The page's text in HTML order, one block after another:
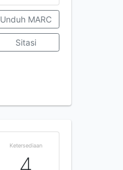
Unduh MARC
Sitasi
Ketersediaan